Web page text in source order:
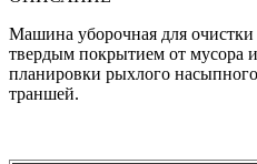
Машина уборочная для очистки
твердым покрытием от мусора
планировки рыхлого
траншей.